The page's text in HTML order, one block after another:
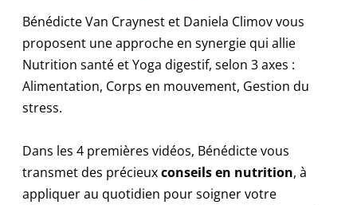
Bénédicte Van Craynest et Daniela Climov vous
proposent une approche en synergie qui allie
Nutrition santé et Yoga digestif, selon 3 axes :
Alimentation, Corps en mouvement, Gestion du
stress.
Dans les 4 premières vidéos, Bénédicte vous
transmet des précieuxconseils en nutrition, à
appliquer au quotidien pour soigner votre